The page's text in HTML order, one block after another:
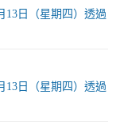
13日（星期四）透過
13日（星期四）透過